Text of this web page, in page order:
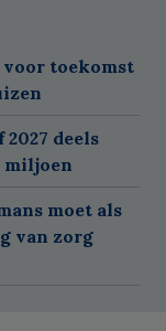
voor toekomst
2027 deels
miljoen
moet als
van zorg